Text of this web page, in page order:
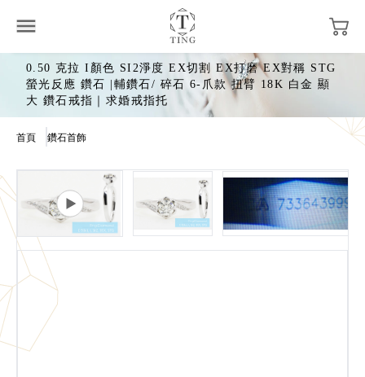
0.50 克拉 I顏色 SI2淨度 EX切割 EX打磨 EX對稱 STG
螢光反應 鑽石 |輔鑽石/ 碎石 6-爪款 扭臂 18K 白金 顯
大 鑽石戒指｜求婚戒指托
首頁 鑽石首飾